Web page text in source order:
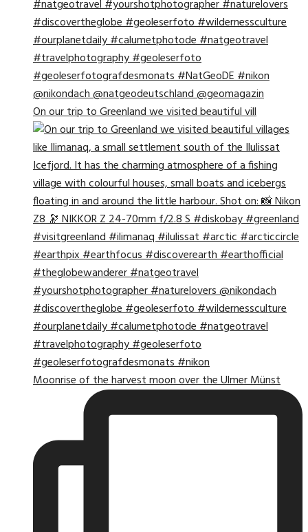
On our trip to Greenland we visited beautiful vill
Moonrise of the harvest moon over the Ulmer Münst